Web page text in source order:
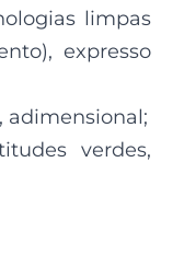
limpas
expresso
adimensional;
verdes,